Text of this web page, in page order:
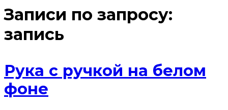
Записи по запросу:
запись
Рука с ручкой на белом
фоне